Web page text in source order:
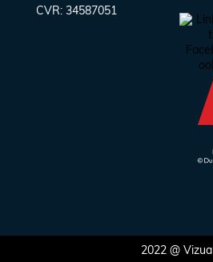
CVR: 34587051
2022 @Vizuall